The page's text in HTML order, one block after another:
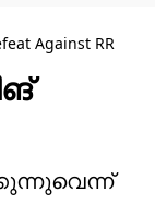
Against RR